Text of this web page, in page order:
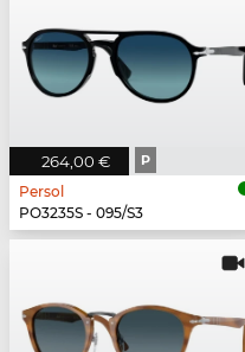
264,00 € P
Persol
PO3235S - 095/S3